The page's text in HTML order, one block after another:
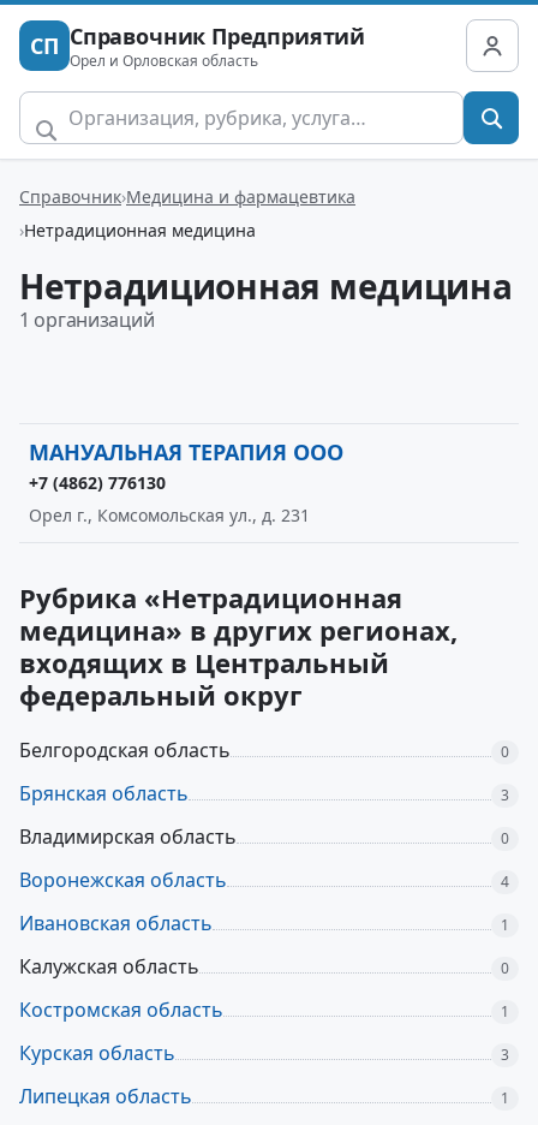
СП Справочник Предприятий
Орел и Орловская область
Справочник Медицина и фармацевтика
Нетрадиционная медицина
Нетрадиционная медицина
1 организаций
МАНУАЛЬНАЯ ТЕРАПИЯ ООО
+7 (4862) 776130
Орел г., Комсомольская ул., д. 231
Рубрика «Нетрадиционная
медицина» в других регионах,
входящих в Центральный
федеральный округ
Белгородская область 0
Брянская область 3
Владимирская область 0
Воронежская область 4
Ивановская область 1
Калужская область 0
Костромская область 1
Курская область 3
Липецкая область 1